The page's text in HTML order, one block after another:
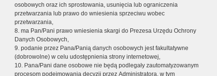
osobowych oraz ich sprostowania, usunięcia lub ograniczenia
przetwarzania lub prawo do wniesienia sprzeciwu wobec
przetwarzania,
8. ma Pan/Pani prawo wniesienia skargi do Prezesa Urzędu Ochrony
Danych Osobowych,
9. podanie przez Pana/Panią danych osobowych jest fakultatywne
(dobrowolne) w celu udostępnienia strony internetowej,
10. Pana/Pani dane osobowe nie będą podlegały zautomatyzowanym
procesom podejmowania decyzji przez Administratora, w tym